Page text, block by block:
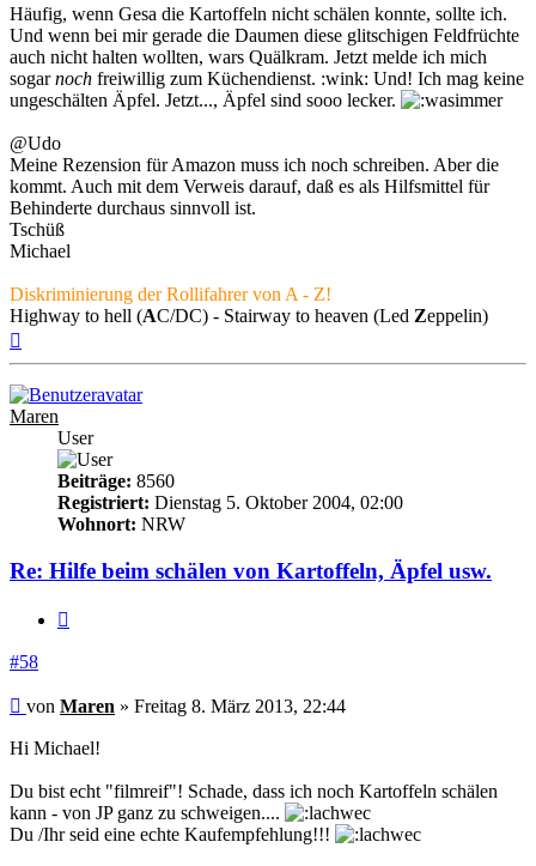
Häufig, wenn Gesa die Kartoffeln nicht schälen konnte, sollte ich.
Und wenn bei mir gerade die Daumen diese glitschigen Feldfrüchte
auch nicht halten wollten, wars Quälkram. Jetzt melde ich mich
sogarnoch freiwillig zum Küchendienst. :wink: Und! Ich mag keine
ungeschälten Äpfel. Jetzt..., Äpfel sind sooo lecker.
@Udo
Meine Rezension für Amazon muss ich noch schreiben. Aber die
kommt. Auch mit dem Verweis darauf, daß es als Hilfsmittel für
Behinderte durchaus sinnvoll ist.
Tschüß
Michael
Diskriminierung der Rollifahrer von A - Z!
Highway to hell (AC/DC) - Stairway to heaven (Led Zeppelin)
Maren
User
Beiträge: 8560
Registriert: Dienstag 5. Oktober 2004, 02:00
Wohnort: NRW
Re: Hilfe beim schälen von Kartoffeln, Äpfel usw.
#58
Beitrag
von Maren » Freitag 8. März 2013, 22:44
Hi Michael!
Du bist echt "filmreif"! Schade, dass ich noch Kartoffeln schälen
kann - von JP ganz zu schweigen....
Du /Ihr seid eine echte Kaufempfehlung!!!